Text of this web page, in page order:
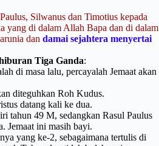
Silwanus dan Timotius kepada
yang di dalam Allah Bapa dan di dalam
dan damai sejahtera menyertai
Tiga Ganda:
di masa lalu, percayalah Jemaat akan
diteguhkan Roh Kudus.
datang kali ke dua.
tahun 49 M, sedangkan Rasul Paulus
Jemaat ini masih bayi.
yang ke-2, sebagaimana tertulis di